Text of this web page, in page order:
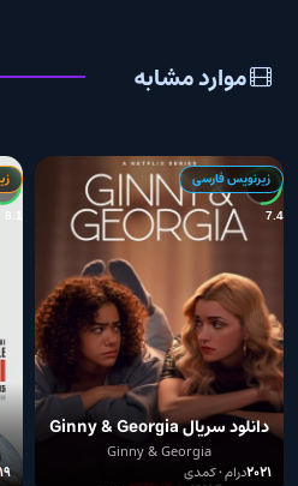
موارد مشابه
7.4
زیرنویس فارسی
دانلود سریال Ginny & Georgia
2021
Ginny & Georgia
2021درام • کمدی
8.1